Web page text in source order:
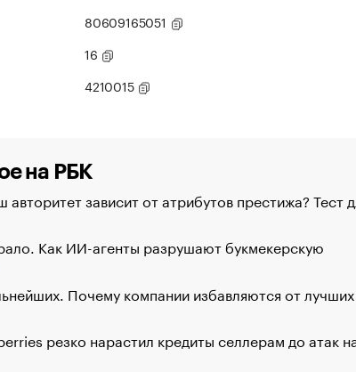
80609165051
16
4210015
на РБК
авторитет зависит от атрибутов престижа? Тест
Как ИИ-агенты разрушают букмекерскую
Почему компании избавляются от лучших
резко нарастил кредиты селлерам до атак